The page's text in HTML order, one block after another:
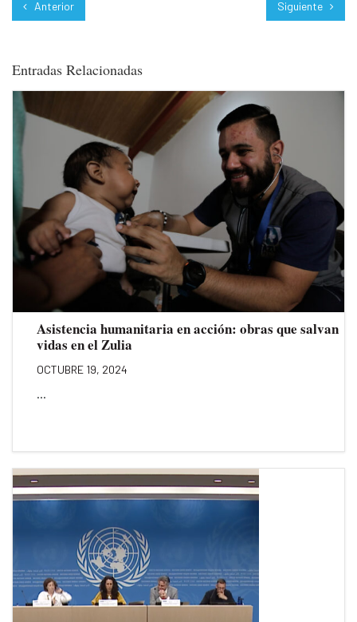
Anterior Siguiente
Entradas Relacionadas
Asistencia humanitaria en acción: obras que salvan
vidas en el Zulia
OCTUBRE 19, 2024
...